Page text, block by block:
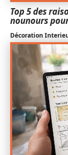
Top 5 des
nounours
Décoration